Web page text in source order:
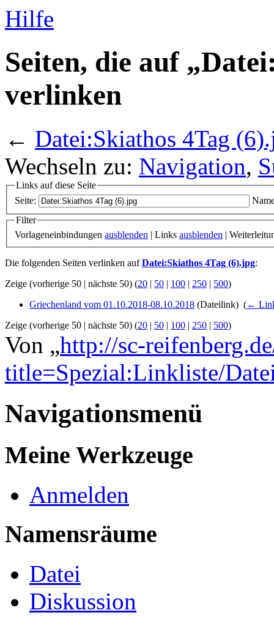
Hilfe
Seiten, die auf
verlinken
← Datei:Skiathos 4Tag
Wechseln zu: Navigation,
Links auf diese Seite
Seite:
Filter
Vorlageneinbindungen ausblenden | Links ausblenden |
Die folgenden Seiten verlinken aufDatei:Skiathos 4Tag (6).jpg:
Zeige (vorherige 50 | nächste 50) (20 | 50 | 100 | 250 | 500)
Griechenland vom 01.10.2018-08.10.2018 (Dateilink) ‎ (←
Zeige (vorherige 50 | nächste 50) (20 | 50 | 100 | 250 | 500)
Von „http://sc-
title=Spezial:Linkliste/
Navigationsmenü
Meine Werkzeuge
Anmelden
Namensräume
Datei
Diskussion